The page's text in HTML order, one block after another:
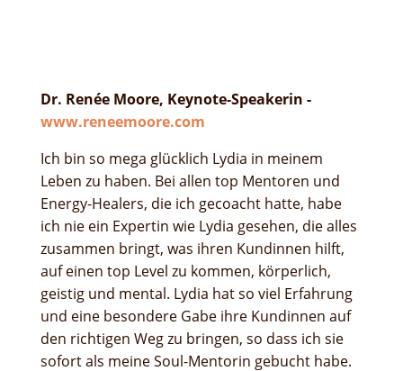
Dr. Renée Moore, Keynote-Speakerin -
www.reneemoore.com
Ich bin so mega glücklich Lydia in meinem
Leben zu haben. Bei allen top Mentoren und
Energy-Healers, die ich gecoacht hatte, habe
ich nie ein Expertin wie Lydia gesehen, die alles
zusammen bringt, was ihren Kundinnen hilft,
auf einen top Level zu kommen, körperlich,
geistig und mental. Lydia hat so viel Erfahrung
und eine besondere Gabe ihre Kundinnen auf
den richtigen Weg zu bringen, so dass ich sie
sofort als meine Soul-Mentorin gebucht habe.